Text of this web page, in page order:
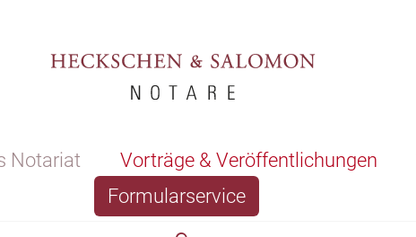
Notariat Vorträge & Veröffentlichungen
Formularservice